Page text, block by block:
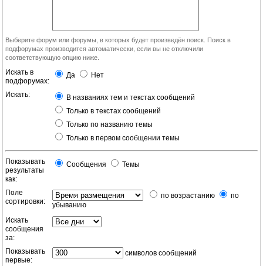
Выберите форум или форумы, в которых будет произведён поиск. Поиск в
подфорумах производится автоматически, если вы не отключили
соответствующую опцию ниже.
Искать в
подфорумах:
Да Нет
Искать:
В названиях тем и текстах сообщений
Только в текстах сообщений
Только по названию темы
Только в первом сообщении темы
Показывать
результаты
как:
Сообщения Темы
Поле
сортировки:
по возрастанию
по
убыванию
Искать
сообщения
за:
Показывать
первые:
символов сообщений